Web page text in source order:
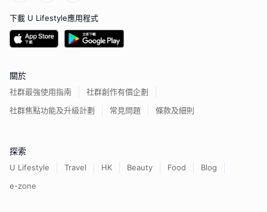
下載 U Lifestyle應用程式
關於
社群最強使用指南
社群創作有價企劃
社群焦點功能及升級計劃
常見問題 條款及細則
探索
U Lifestyle Travel HK Beauty Food
Blog
e-zone